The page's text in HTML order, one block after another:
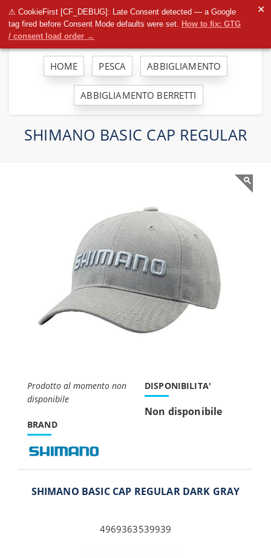
⚠ CookieFirst [CF_DEBUG]: Late Consent detected — a Google
tag fired before Consent Mode defaults were set. How to fix: GTG
/ consent load order →
✕
HOME PESCA ABBIGLIAMENTO
ABBIGLIAMENTO BERRETTI
SHIMANO BASIC CAP REGULAR
Prodotto al momento non
disponibile
BRAND
DISPONIBILITA'
Non disponibile
SHIMANO BASIC CAP REGULAR DARK GRAY
4969363539939